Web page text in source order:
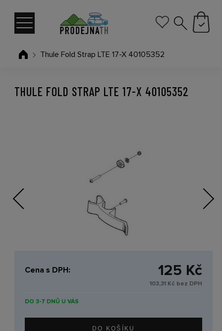
Thule Fold Strap LTE 17-X 40105352
Previous Next
THULE FOLD STRAP LTE 17-X 40105352
Cena s DPH: 125 Kč
103,31 Kč bez DPH
DO 3-7 DNŮ U VÁS